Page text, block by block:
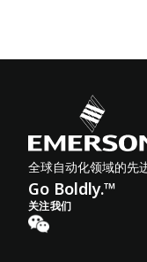
全球自动化领域的先
Go Boldly.™
关注我们